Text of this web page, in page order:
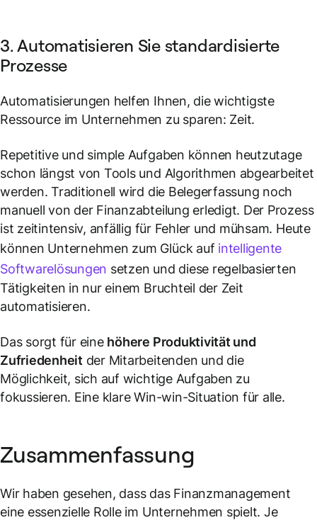
3. Automatisieren Sie standardisierte
Prozesse
Automatisierungen helfen Ihnen, die wichtigste
Ressource im Unternehmen zu sparen: Zeit.
Repetitive und simple Aufgaben können heutzutage
schon längst von Tools und Algorithmen abgearbeitet
werden. Traditionell wird die Belegerfassung noch
manuell von der Finanzabteilung erledigt. Der Prozess
ist zeitintensiv, anfällig für Fehler und mühsam. Heute
können Unternehmen zum Glück auf intelligente
Softwarelösungen setzen und diese regelbasierten
Tätigkeiten in nur einem Bruchteil der Zeit
automatisieren.
Das sorgt für eine höhere Produktivität und
Zufriedenheit der Mitarbeitenden und die
Möglichkeit, sich auf wichtige Aufgaben zu
fokussieren. Eine klare Win-win-Situation für alle.
Zusammenfassung
Wir haben gesehen, dass das Finanzmanagement
eine essenzielle Rolle im Unternehmen spielt. Je